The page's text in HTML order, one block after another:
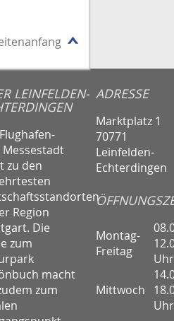
LEINFELDEN-
zu den
Region
Die
zum
macht
zum
ADRESSE
Marktplatz 1
70771
Leinfelden-
Echterdingen
Montag-
Freitag
Uhr
Mittwoch
Uhr